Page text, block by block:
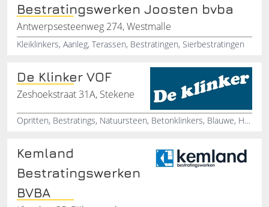
Bestratingswerken Joosten bvba
Antwerpsesteenweg 274, Westmalle
Kleiklinkers, Aanleg, Terassen, Bestratingen, Sierbestratingen
De Klinker VOF
Zeshoekstraat 31A, Stekene
Opritten, Bestratings, Natuursteen, Betonklinkers, Blauwe, Hardsteen
Kemland
Bestratingswerken
BVBA